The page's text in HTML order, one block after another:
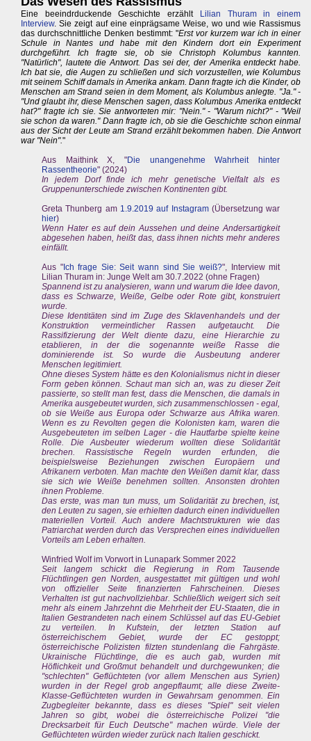
Eine beeindrduckende Geschichte erzählt
Lilian Thuram in einem
Interview. Sie zeigt auf eine einprägsame Weise, wo und wie Rassismus
das durchschnittliche Denken bestimmt: "Erst vor kurzem war ich in einer
Schule in Nantes und habe mit den Kindern dort ein Experiment
durchgeführt. Ich fragte sie, ob sie Christoph Kolumbus kannten.
"Natürlich", lautete die Antwort. Das sei der, der Amerika entdeckt habe.
Ich bat sie, die Augen zu schließen und sich vorzustellen, wie Kolumbus
mit seinem Schiff damals in Amerika ankam. Dann fragte ich die Kinder, ob
Menschen am Strand seien in dem Moment, als Kolumbus anlegte. "Ja." -
"Und glaubt ihr, diese Menschen sagen, dass Kolumbus Amerika entdeckt
hat?" fragte ich sie. Sie antworteten mir: "Nein." - "Warum nicht?" - "Weil
sie schon da waren." Dann fragte ich, ob sie die Geschichte schon einmal
aus der Sicht der Leute am Strand erzählt bekommen haben. Die Antwort
war "Nein"."
Aus Maithink X, "Die unangenehme Wahrheit hinter
Rassentheorie" (2024)
In jedem Dorf finde ich mehr genetische Vielfalt als es
Gruppenunterschiede zwischen Kontinenten gibt.
Greta Thunberg am 1.9.2019 auf Instagram(Übersetzung war
hier)
Wenn Hater es auf dein Aussehen und deine Andersartigkeit
abgesehen haben, heißt das, dass ihnen nichts mehr anderes
einfällt.
Aus "Ich frage Sie: Seit wann sind Sie weiß?", Interview mit
Lilian Thuram in: Junge Welt am 30.7.2022 (ohne Fragen)
Spannend ist zu analysieren, wann und warum die Idee davon,
dass es Schwarze, Weiße, Gelbe oder Rote gibt, konstruiert
wurde.
Diese Identitäten sind im Zuge des Sklavenhandels und der
Konstruktion vermeintlicher Rassen aufgetaucht. Die
Rassifizierung der Welt diente dazu, eine Hierarchie zu
etablieren, in der die sogenannte weiße Rasse die
dominierende ist. So wurde die Ausbeutung anderer
Menschen legitimiert.
Ohne dieses System hätte es den Kolonialismus nicht in dieser
Form geben können. Schaut man sich an, was zu dieser Zeit
passierte, so stellt man fest, dass die Menschen, die damals in
Amerika ausgebeutet wurden, sich zusammenschlossen - egal,
ob sie Weiße aus Europa oder Schwarze aus Afrika waren.
Wenn es zu Revolten gegen die Kolonisten kam, waren die
Ausgebeuteten im selben Lager - die Hautfarbe spielte keine
Rolle. Die Ausbeuter wiederum wollten diese Solidarität
brechen. Rassistische Regeln wurden erfunden, die
beispielsweise Beziehungen zwischen Europäern und
Afrikanern verboten. Man machte den Weißen damit klar, dass
sie sich wie Weiße benehmen sollten. Ansonsten drohten
ihnen Probleme.
Das erste, was man tun muss, um Solidarität zu brechen, ist,
den Leuten zu sagen, sie erhielten dadurch einen individuellen
materiellen Vorteil. Auch andere Machtstrukturen wie das
Patriarchat werden durch das Versprechen eines individuellen
Vorteils am Leben erhalten.
Winfried Wolf im Vorwort in Lunapark Sommer 2022
Seit langem schickt die Regierung in Rom Tausende
Flüchtlingen gen Norden, ausgestattet mit gültigen und wohl
von offizieller Seite finanzierten Fahrscheinen. Dieses
Verhalten ist gut nachvollziehbar. Schließlich weigert sich seit
mehr als einem Jahrzehnt die Mehrheit der EU-Staaten, die in
Italien Gestrandeten nach einem Schlüssel auf das EU-Gebiet
zu verteilen. In Kufstein, der letzten Station auf
österreichischem Gebiet, wurde der EC gestoppt;
österreichische Polizisten filzten stundenlang die Fahrgäste.
Ukrainische Flüchtlinge, die es auch gab, wurden mit
Höflichkeit und Großmut behandelt und durchgewunken; die
"schlechten" Geflüchteten (vor allem Menschen aus Syrien)
wurden in der Regel grob angepflaumt; alle diese Zweite-
Klasse-Geflüchteten wurden in Gewahrsam genommen. Ein
Zugbegleiter bekannte, dass es dieses "Spiel" seit vielen
Jahren so gibt, wobei die österreichische Polizei "die
Drecksarbeit für Euch Deutsche" machen würde. Viele der
Geflüchteten würden wieder zurück nach Italien geschickt.